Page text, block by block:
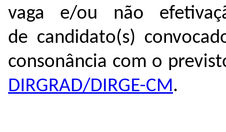
vaga e/ou não
de candidato(s)
consonância com o
DIRGRAD/DIRGE-CM.